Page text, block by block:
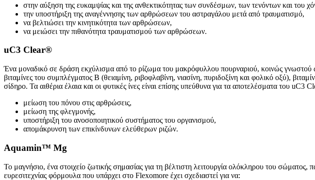
στην αύξηση της ευκαμψίας και της ανθεκτικότητας των συνδέσμων, των τενόντων και του
την υποστήριξη της αναγέννησης των αρθρώσεων του αστραγάλου μετά από τραυματισμό,
να βελτιώσει την κινητικότητα των αρθρώσεων,
να μειώσει την πιθανότητα τραυματισμού των αρθρώσεων.
uC3 Clear®
Ένα μοναδικό σε δράση εκχύλισμα από το ρίζωμα του μακρόφυλλου πουρναριού, κοινώς γνωστού
βιταμίνες του συμπλέγματος Β (θειαμίνη, ριβοφλαβίνη, νιασίνη, πυριδοξίνη και φολικό οξύ),
σίδηρο. Τα αιθέρια έλαια και οι φυτικές ίνες είναι επίσης υπεύθυνα για τα αποτελέσματα του uC3
μείωση του πόνου στις αρθρώσεις,
μείωση της φλεγμονής,
υποστήριξη του ανοσοποιητικού συστήματος του οργανισμού,
απομάκρυνση των επικίνδυνων ελεύθερων ριζών.
Aquamin™ Mg
Το μαγνήσιο, ένα στοιχείο ζωτικής σημασίας για τη βέλτιστη λειτουργία ολόκληρου του
ευρεσιτεχνίας φόρμουλα που υπάρχει στο Flexomore έχει σχεδιαστεί για να: